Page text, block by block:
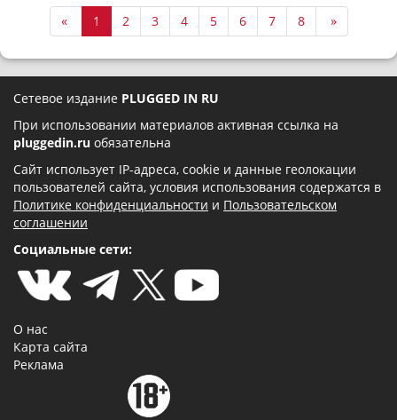
« 1 2 3 4 5 6 7 8 »
Сетевое издание PLUGGED IN RU
При использовании материалов активная ссылка на
pluggedin.ru обязательна
Сайт использует IP-адреса, cookie и данные геолокации
пользователей сайта, условия использования содержатся в
Политике конфиденциальности и Пользовательском
соглашении
Социальные сети:
О нас
Карта сайта
Реклама